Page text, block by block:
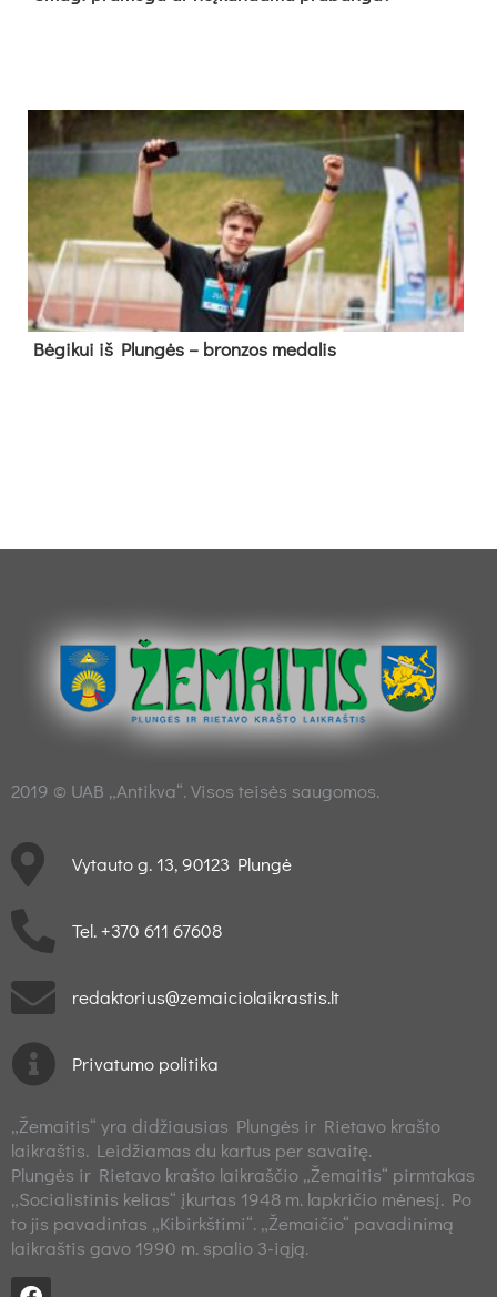
Bė­gi­kui iš Plun­gės – bron­zos me­da­lis
2019 © UAB „Antikva“. Visos teisės saugomos.
Vytauto g. 13, 90123 Plungė
Tel. +370 611 67608
redaktorius@zemaiciolaikrastis.lt
Privatumo politika
„Žemaitis“ yra didžiausias Plungės ir Rietavo krašto
laikraštis. Leidžiamas du kartus per savaitę.
Plungės ir Rietavo krašto laikraščio „Žemaitis“ pirmtakas
„Socialistinis kelias“ įkurtas 1948 m. lapkričio mėnesį. Po
to jis pavadintas „Kibirkštimi“. „Žemaičio“ pavadinimą
laikraštis gavo 1990 m. spalio 3-iąją.